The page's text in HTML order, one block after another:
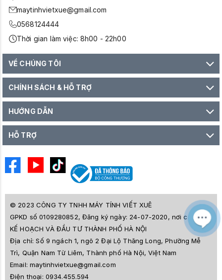
maytinhvietxue@gmail.com
0568124444
Thời gian làm việc: 8h00 - 22h00
VỀ CHÚNG TÔI
CHÍNH SÁCH & HỖ TRỢ
HƯỚNG DẪN
HỖ TRỢ
© 2023 CÔNG TY TNHH MÁY TÍNH VIẾT XUÊ
GPKD số 0109280852, Đăng ký ngày: 24-07-2020, nơi cấp SỞ
KẾ HOẠCH VÀ ĐẦU TƯ THÀNH PHỐ HÀ NỘI
Địa chỉ:Số 9 ngách 1, ngõ 2 Đại Lộ Thăng Long, Phường Mễ
Trì, Quận Nam Từ Liêm, Thành phố Hà Nội, Việt Nam
Email:maytinhvietxue@gmail.com
Điện thoại: 0934.455.594